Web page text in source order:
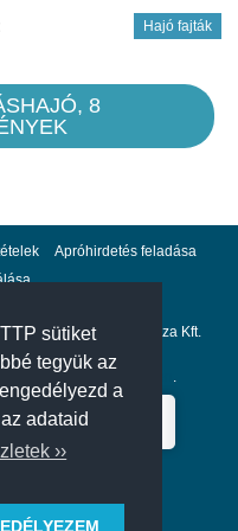
sütiket
tegyük az
a
adataid
››
Hajó fajták
8
Apróhirdetés feladása
kiadója a GlobalPlaza Kft.
partnere az